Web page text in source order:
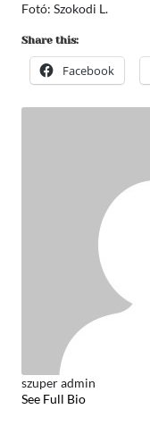
Fotó: Szokodi L.
Share this:
Facebook
szuper admin
See Full Bio